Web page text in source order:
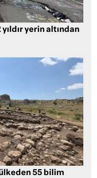
yerin altından
55 bilim